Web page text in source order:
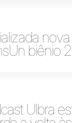
biênio
Ulbra